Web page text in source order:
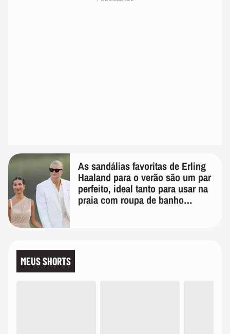
As sandálias favoritas de Erling
Haaland para o verão são um par
perfeito, ideal tanto para usar na
praia com roupa de banho
MEUS SHORTS